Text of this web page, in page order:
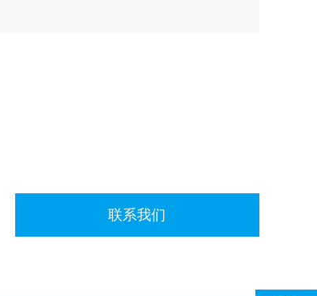
联系我们